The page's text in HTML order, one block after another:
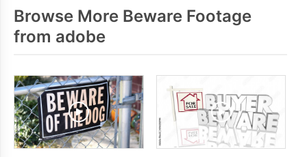
Browse More Beware Footage
from adobe